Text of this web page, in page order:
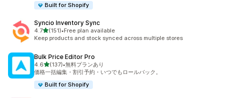
Built for Shopify
Syncio Inventory Sync
4.75つ星中
(151)
合計レビュー数：151件
•Free plan available
Keep products and stock synced across multiple stores
Bulk Price Editor Pro
4.65つ星中
(137)
合計レビュー数：137件
•無料プランあり
価格一括編集・割引予約・いつでもロールバック。
Built for Shopify